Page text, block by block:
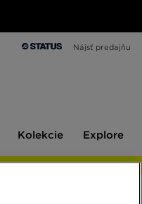
Nájsť predajňu
Kolekcie Explore